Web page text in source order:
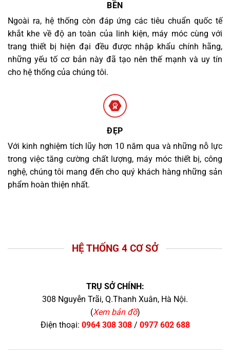
BỀN
Ngoài ra, hệ thống còn đáp ứng các tiêu chuẩn quốc tế
khắt khe về độ an toàn của linh kiện, máy móc cùng với
trang thiết bị hiện đại đều được nhập khẩu chính hãng,
những yếu tố cơ bản này đã tạo nên thế mạnh và uy tín
cho hệ thống của chúng tôi.
ĐẸP
Với kinh nghiệm tích lũy hơn 10 năm qua và những nỗ lực
trong việc tăng cường chất lượng, máy móc thiết bị, công
nghệ, chúng tôi mang đến cho quý khách hàng những sản
phẩm hoàn thiện nhất.
HỆ THỐNG 4 CƠ SỞ
TRỤ SỞ CHÍNH:
308 Nguyễn Trãi, Q.Thanh Xuân, Hà Nội.
(Xem bản đồ)
Điện thoại: 0964 308 308/ 0977 602 688